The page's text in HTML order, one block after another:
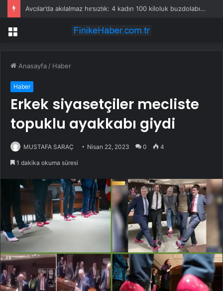
Avcılar’da akılalmaz hırsızlık: 4 kadın 100 kiloluk buzdolabını böyle çaldı
Menü
Anasayfa / Haber
Haber
Erkek siyasetçiler mecliste
topuklu ayakkabı giydi
MUSTAFA SARAÇ Nisan 22, 2023 0 4
1 dakika okuma süresi